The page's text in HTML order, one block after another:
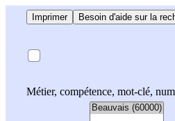
Imprimer Besoin d'aide sur la
Métier, compétence, mot-clé,